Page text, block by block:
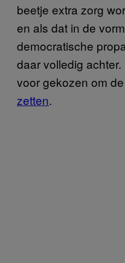
beetje extra zorg
en als dat in de
democratische
daar volledig
voor gekozen om
zetten.